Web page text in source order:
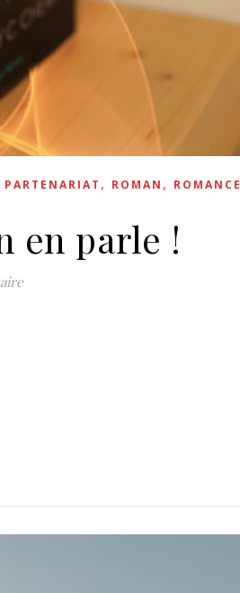
PARTENARIAT , ROMAN , ROMANCE
en parle !